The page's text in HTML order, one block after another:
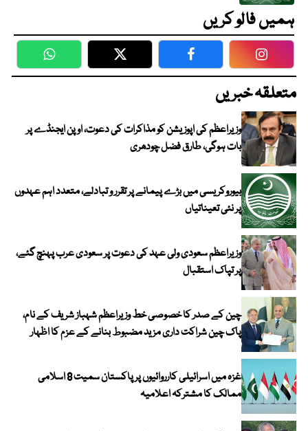
ہمیں فالو کریں
WhatsApp Twitter Facebook
متعلقہ خبریں
وزیراعظم کی اپوزیشن کو مذاکرات کی دعوت، اوپن ایجنڈے پر
بات ہوگی، طارق فضل چودھری
بیوروکریسی میں بڑے پیمانے پر تقرر و تبادلے، متعدد اہم عہدوں
پر نئی تعیناتیاں
وزیراعظم سعودی ولی عہد کی دعوت پر سعودی عرب پہنچ گئے،
پر تپاک استقبال
چین کے صدر کا خصوصی خط وزیراعظم شہباز شریف کے نام،
پاک چین شراکت داری مزید مضبوط بنانے کے عزم کا اظہار
غزہ میں اسرائیلی کارروائیوں پر پاکستان سمیت 8 اسلامی
ممالک کا مشترکہ اعلامیہ